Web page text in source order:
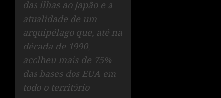
das ilhas ao Japão e a
atualidade de um
arquipélago que, até na
década de 1990,
acolheu mais de 75%
das bases dos EUA em
todo o território